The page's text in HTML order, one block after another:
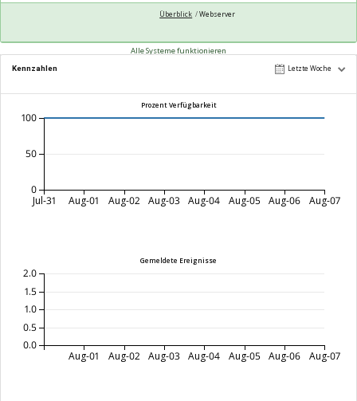
Überblick Webserver
Alle Systeme funktionieren
Kennzahlen Letzte Woche
Prozent Verfügbarkeit
Jul-31 Aug-01 Aug-02 Aug-03 Aug-04 Aug-05 Aug-06 Aug-07
0
50
100
Gemeldete Ereignisse
Aug-01 Aug-02 Aug-03 Aug-04 Aug-05 Aug-06 Aug-07
0.0
0.5
1.0
1.5
2.0